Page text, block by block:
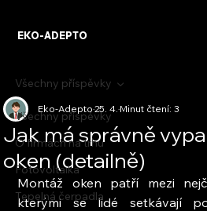
EKO-ADEPTO
Všechny příspěvky
O firmách na trhu
Fotovoltaika
Tepelná čerpadla
Všechny příspěvky
Jak má správně
oken (detailně)
Eko-Adepto25. 4.Minut čtení: 3
Montáž oken patří mezi
kterými se lidé setkávají